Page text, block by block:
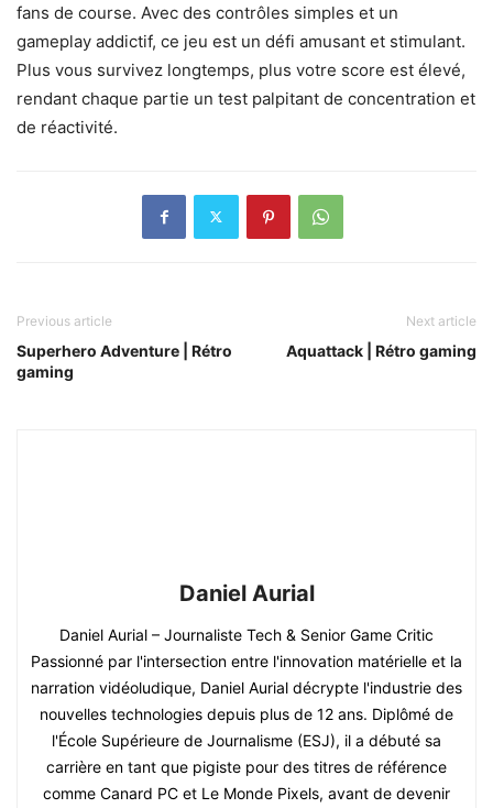
fans de course. Avec des contrôles simples et un
gameplay addictif, ce jeu est un défi amusant et stimulant.
Plus vous survivez longtemps, plus votre score est élevé,
rendant chaque partie un test palpitant de concentration et
de réactivité.
Previous article
Superhero Adventure | Rétro
gaming
Next article
Aquattack | Rétro gaming
Daniel Aurial
Daniel Aurial – Journaliste Tech & Senior Game Critic
Passionné par l'intersection entre l'innovation matérielle et la
narration vidéoludique, Daniel Aurial décrypte l'industrie des
nouvelles technologies depuis plus de 12 ans. Diplômé de
l'École Supérieure de Journalisme (ESJ), il a débuté sa
carrière en tant que pigiste pour des titres de référence
comme Canard PC et Le Monde Pixels, avant de devenir